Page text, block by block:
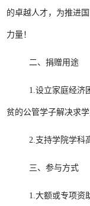
的卓越人才，为推进
力量！
二、捐赠用途
1.设立家庭经济
贫的公管学子解决求
2.支持学院学科
三、参与方式
1.大额或专项资